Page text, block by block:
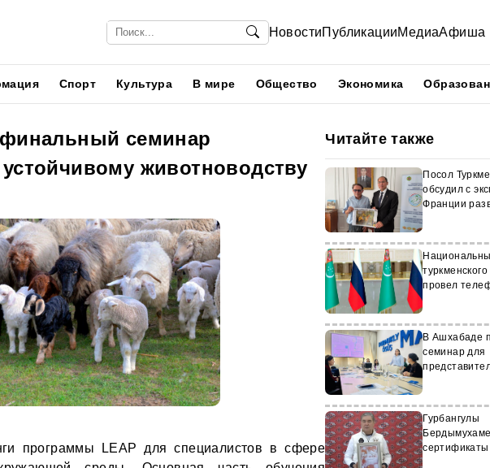
НовостиПубликацииМедиаАфиша
Спорт Культура В мире Общество Экономика
семинар
животноводству
программы LEAP для специалистов в сфере
Читайте также
Посол
обсудил с
Франции
провел
В Ашхабаде
семинар для
Гурбангулы